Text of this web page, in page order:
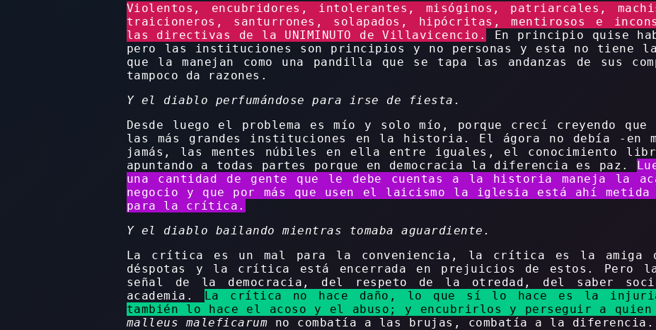
Violentos, encubridores, intolerantes, misóginos, patriarcales,
traicioneros, santurrones, solapados, hipócritas, mentirosos e
las directivas de la UNIMINUTO de Villavicencio.
En principio quise
pero las instituciones son principios y no personas y esta no tiene
que la manejan como una pandilla que se tapa las andanzas de sus
tampoco da razones.
Y el diablo perfumándose para irse de fiesta.
Desde luego el problema es mío y solo mío, porque crecí creyendo que
las más grandes instituciones en la historia. El ágora no debía -en
jamás, las mentes núbiles en ella entre iguales, el conocimiento
apuntando a todas partes porque en democracia la diferencia es paz.
una cantidad de gente que le debe cuentas a la historia maneja la
negocio y que por más que usen el laicismo la iglesia está ahí
para la crítica.
Y el diablo bailando mientras tomaba aguardiente.
La crítica es un mal para la conveniencia, la crítica es la amiga
déspotas y la crítica está encerrada en prejuicios de estos. Pero
señal de la democracia, del respeto de la otredad, del saber
academia. La crítica no hace daño, lo que sí lo hace es la
también lo hace el acoso y el abuso; y encubrirlos y perseguir a
malleus maleficarum no combatía a las brujas, combatía a la diferencia.